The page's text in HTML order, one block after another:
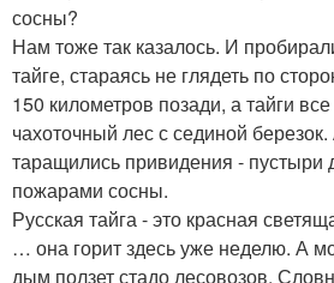
сосны?
Нам тоже так казалось. И
тайге, стараясь не глядеть по
150 километров позади, а тайги
чахоточный лес с сединой
таращились привидения - пустыри
пожарами сосны.
Русская тайга - это красная
… она горит здесь уже неделю. А
дым ползет стадо лесовозов.